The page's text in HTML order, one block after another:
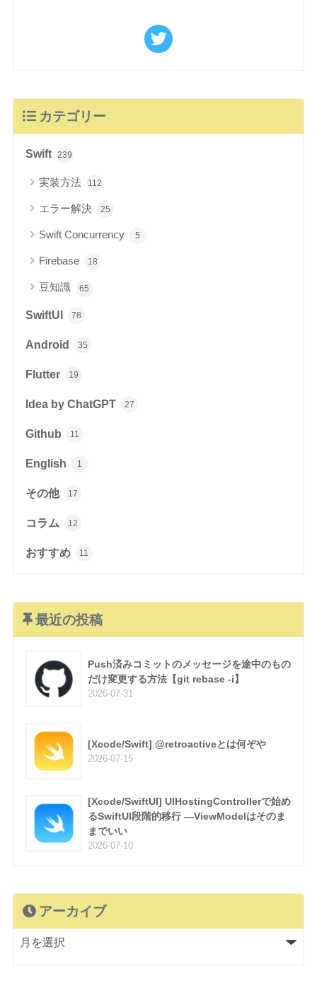
カテゴリー
Swift 239
実装方法 112
エラー解決 25
Swift Concurrency 5
Firebase 18
豆知識 65
SwiftUI 78
Android 35
Flutter 19
Idea by ChatGPT 27
Github 11
English 1
その他 17
コラム 12
おすすめ 11
最近の投稿
Push済みコミットのメッセージを途中のもの
だけ変更する方法【git rebase -i】
2026-07-31
[Xcode/Swift] @retroactiveとは何ぞや
2026-07-15
[Xcode/SwiftUI] UIHostingControllerで始め
るSwiftUI段階的移行 —ViewModelはそのま
までいい
2026-07-10
アーカイブ